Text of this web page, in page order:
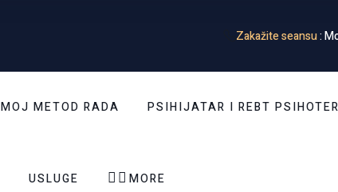
Zakažite seansu:
MOJ METOD RADA PSIHIJATAR I REBT
USLUGE   MORE